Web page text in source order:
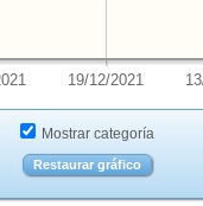
19/12/2021
Mostrar categoría
Restaurar gráfico